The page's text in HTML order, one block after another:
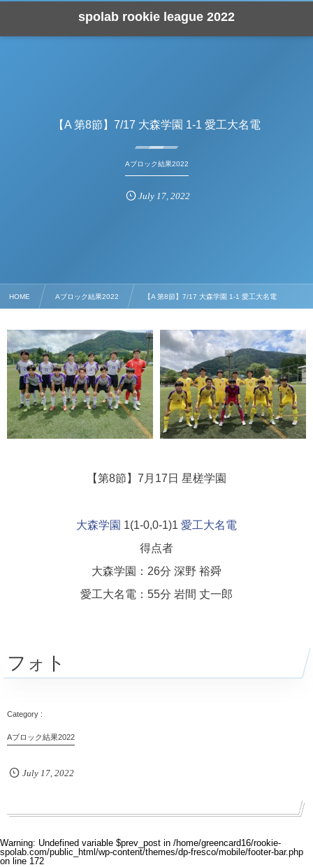
spolab rookie league 2022
【A 第8節】7/17 大森学園 1-1 愛工大名電
Aブロック結果2022
July 17, 2022
HOME Aブロック結果2022 【A 第8節】7/17 大森学園 1-1 愛工大名電
【第8節】7月17日 星槎学園
大森学園 1(1-0,0-1)1 愛工大名電
得点者
大森学園：26分 深野 裕舜
愛工大名電：55分 岩間 丈一郎
フォト
Aブロック結果2022
July 17, 2022
Warning: Undefined variable $prev_post in /home/greencard16/rookie-
spolab.com/public_html/wp-content/themes/dp-fresco/mobile/footer-bar.php
on line 172